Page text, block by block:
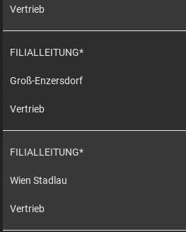
Vertrieb
FILIALLEITUNG*
Groß-Enzersdorf
Vertrieb
FILIALLEITUNG*
Wien Stadlau
Vertrieb